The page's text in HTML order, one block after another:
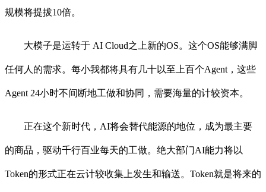
规模将提拔10倍。
大模子是运转于 AI Cloud之上新的OS。这个OS能够满脚
任何人的需求。每小我都将具有几十以至上百个Agent，这些
Agent 24小时不间断地工做和协同，需要海量的计较资本。
正在这个新时代，AI将会替代能源的地位，成为最主要
的商品，驱动千行百业每天的工做。绝大部门AI能力将以
Token的形式正在云计较收集上发生和输送。Token就是将来的